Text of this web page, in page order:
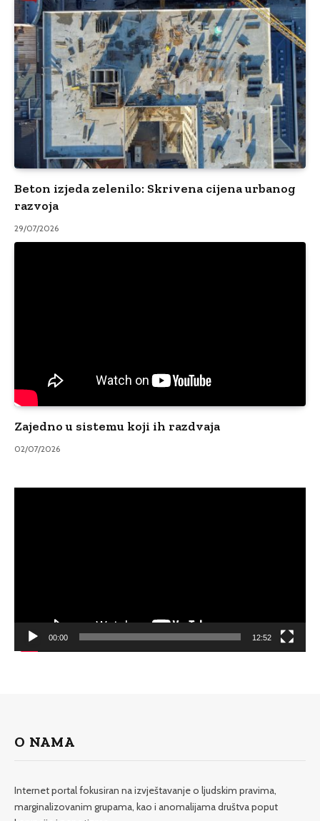
Beton izjeda zelenilo: Skrivena cijena urbanog
razvoja
29/07/2026
Zajedno u sistemu koji ih razdvaja
02/07/2026
00:00 12:52
O NAMA
Internet portal fokusiran na izvještavanje o ljudskim pravima,
marginalizovanim grupama, kao i anomalijama društva poput